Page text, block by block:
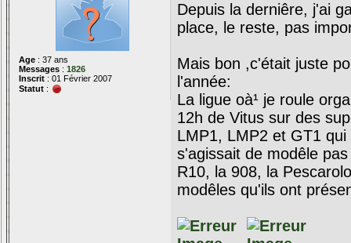
Age : 37 ans
Messages : 1826
Inscrit : 01 Février 2007
Statut :
Depuis la derniêre, j'ai
place, le reste, pas
Mais bon ,c'était juste
l'année:
La ligue oà¹ je roule
12h de Vitus sur des
LMP1, LMP2 et GT1
s'agissait de modêle
R10, la 908, la
modêles qu'ils ont